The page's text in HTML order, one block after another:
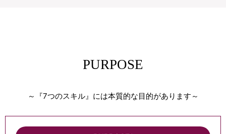
PURPOSE
～『7つのスキル』には本質的な目的があります～